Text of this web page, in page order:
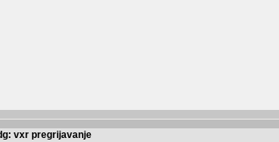
vxr pregrijavanje